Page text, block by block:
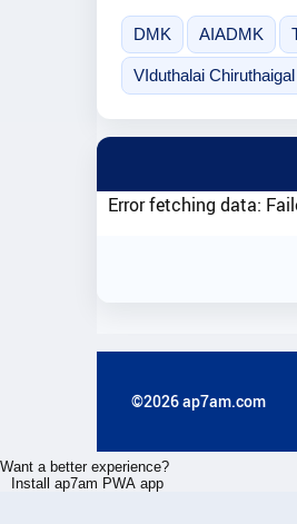
DMK AIADMK
VIduthalai
Error fetching data:
©2026 ap7am.com
Want a better experience?
Install ap7am PWA app